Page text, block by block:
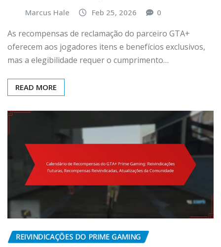
Marcus Hale Feb 25, 2026 0
As recompensas de reclamação do parceiro GTA+
oferecem aos jogadores itens e benefícios exclusivos,
mas a elegibilidade requer o cumprimento…
READ MORE
REIVINDICAÇÕES DO PRIME GAMING